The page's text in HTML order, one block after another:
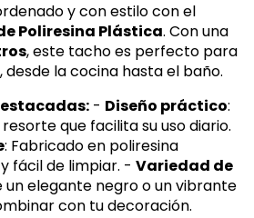
y con estilo con el
Poliresina Plástica. Con una
, este tacho es perfecto para
la cocina hasta el baño.
- Diseño práctico:
que facilita su uso diario.
: Fabricado en poliresina
fácil de limpiar. - Variedad de
un elegante negro o un vibrante
con tu decoración.